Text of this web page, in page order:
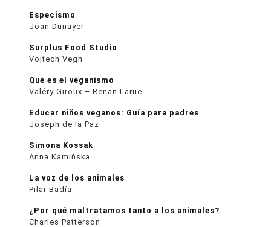
Especismo
Joan Dunayer
Surplus Food Studio
Vojtech Vegh
Qué es el veganismo
Valéry Giroux – Renan Larue
Educar niños veganos: Guía para padres
Joseph de la Paz
Simona Kossak
Anna Kamińska
La voz de los animales
Pilar Badía
¿Por qué maltratamos tanto a los animales?
Charles Patterson